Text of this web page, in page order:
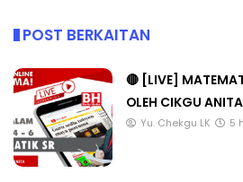
POST BERKAITAN
🔴 [LIVE]
OLEH CIKGU
Yu. Chekgu LK 5